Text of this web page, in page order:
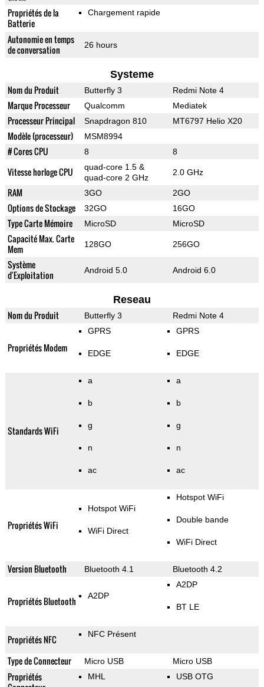
Propriétés de la
Batterie
Chargement rapide
Autonomie en temps
de conversation
26 hours
Systeme
Nom du Produit Butterfly 3 Redmi Note 4
Marque Processeur Qualcomm Mediatek
Processeur Principal Snapdragon 810 MT6797 Helio X20
Modèle (processeur) MSM8994
# Cores CPU 8 8
Vitesse horloge CPU
quad-core 1.5 &
quad-core 2 GHz
2.0 GHz
RAM 3GO 2GO
Options de Stockage 32GO 16GO
Type Carte Mémoire MicroSD MicroSD
Capacité Max. Carte
Mem
128GO 256GO
Système
d'Exploitation
Android 5.0 Android 6.0
Reseau
Nom du Produit Butterfly 3 Redmi Note 4
Propriétés Modem
GPRS
EDGE
GPRS
EDGE
Standards WiFi
a
b
g
n
ac
a
b
g
n
ac
Propriétés WiFi
Hotspot WiFi
WiFi Direct
Hotspot WiFi
Double bande
WiFi Direct
Version Bluetooth Bluetooth 4.1 Bluetooth 4.2
Propriétés Bluetooth A2DP
A2DP
BT LE
Propriétés NFC NFC Présent
Type de Connecteur Micro USB Micro USB
Propriétés
MHL USB OTG